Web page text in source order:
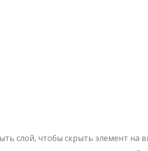
слой, чтобы скрыть элемент на